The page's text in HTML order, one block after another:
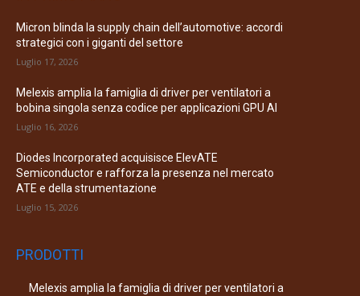
Micron blinda la supply chain dell’automotive: accordi
strategici con i giganti del settore
Luglio 17, 2026
Melexis amplia la famiglia di driver per ventilatori a
bobina singola senza codice per applicazioni GPU AI
Luglio 16, 2026
Diodes Incorporated acquisisce ElevATE
Semiconductor e rafforza la presenza nel mercato
ATE e della strumentazione
Luglio 15, 2026
PRODOTTI
Melexis amplia la famiglia di driver per ventilatori a